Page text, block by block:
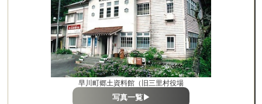
早川町郷土資料館（旧三里村役場
写真一覧▶